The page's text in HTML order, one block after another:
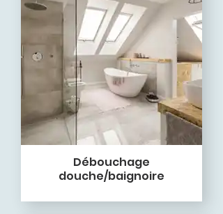
Débouchage
douche/baignoire